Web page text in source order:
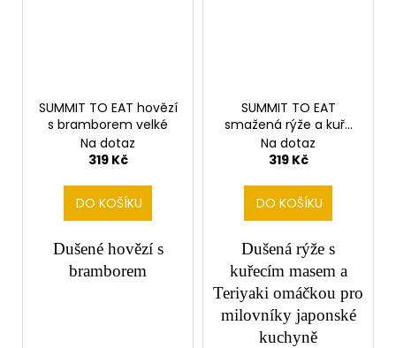
SUMMIT TO EAT hovězí
s bramborem velké
Na dotaz
319 Kč
DO KOŠÍKU
Dušené hovězí s
bramborem
SUMMIT TO EAT
smažená rýže a kuře
velké
Na dotaz
319 Kč
DO KOŠÍKU
Dušená rýže s
kuřecím masem a
Teriyaki omáčkou pro
milovníky japonské
kuchyně